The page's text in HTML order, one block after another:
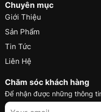
Chuyên mục
Giới Thiệu
Sản Phẩm
Tin Tức
Liên Hệ
Chăm sóc khách hàng
Để nhận được những thông